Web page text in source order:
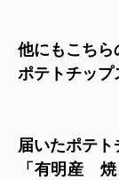
他にもこちら
ポテトチップ
届いたポテ
「有明産